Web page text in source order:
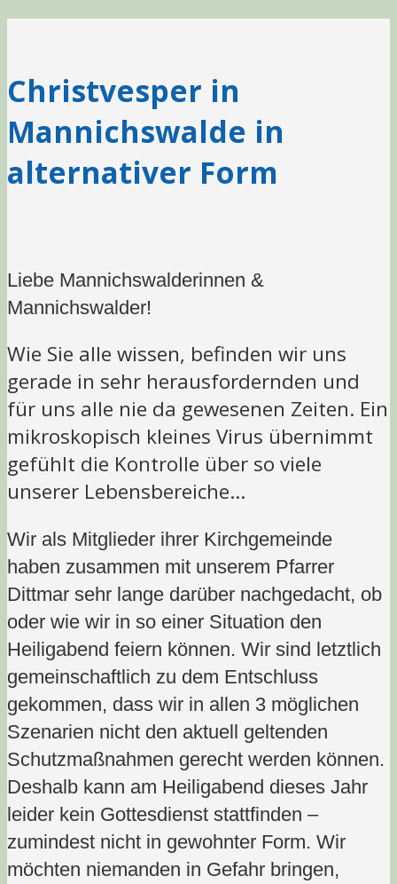
Christvesper in
Mannichswalde in
alternativer Form
Liebe Mannichswalderinnen &
Mannichswalder!
Wie Sie alle wissen, befinden wir uns
gerade in sehr herausfordernden und
für uns alle nie da gewesenen Zeiten. Ein
mikroskopisch kleines Virus übernimmt
gefühlt die Kontrolle über so viele
unserer Lebensbereiche…
Wir als Mitglieder ihrer Kirchgemeinde
haben zusammen mit unserem Pfarrer
Dittmar sehr lange darüber nachgedacht, ob
oder wie wir in so einer Situation den
Heiligabend feiern können. Wir sind letztlich
gemeinschaftlich zu dem Entschluss
gekommen, dass wir in allen 3 möglichen
Szenarien nicht den aktuell geltenden
Schutzmaßnahmen gerecht werden können.
Deshalb kann am Heiligabend dieses Jahr
leider kein Gottesdienst stattfinden –
zumindest nicht in gewohnter Form. Wir
möchten niemanden in Gefahr bringen,